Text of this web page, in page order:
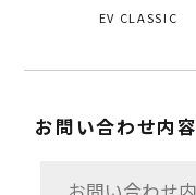
EV CLASSIC
お問い合わせ内容